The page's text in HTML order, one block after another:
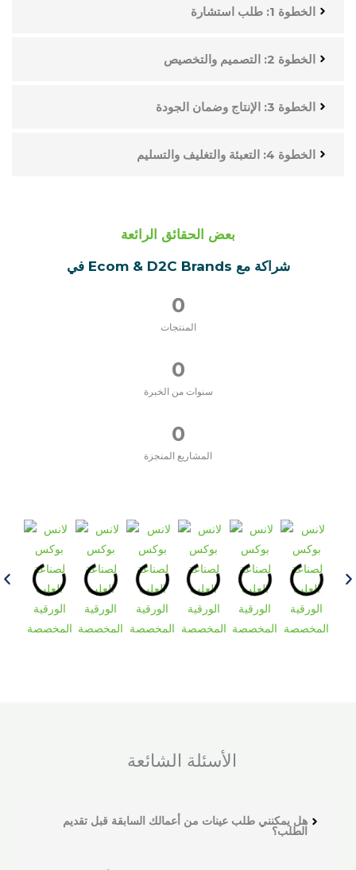
الخطوة 1: طلب استشارة
الخطوة 2: التصميم والتخصيص
الخطوة 3: الإنتاج وضمان الجودة
الخطوة 4: التعبئة والتغليف والتسليم
بعض الحقائق الرائعة
شراكة مع Ecom & D2C Brands في
المنتجات
0
سنوات من الخبرة
0
المشاريع المنجزة
0
الأسئلة الشائعة
هل يمكنني طلب عينات من أعمالك السابقة قبل تقديم
الطلب؟